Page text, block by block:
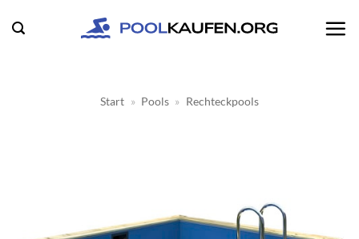
Inhalt
Start » Pools » Rechteckpools